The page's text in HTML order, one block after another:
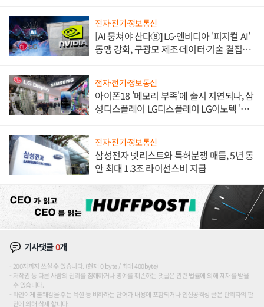
전자·전기·정보통신
[AI 뭉쳐야 산다⑧] LG·엔비디아 '피지컬 AI'
동맹 강화, 구광모 제조·데이터·기술 결집
전자·전기·정보통신
아이폰18 '메모리 부족'에 출시 지연되나, 삼
성디스플레이 LG디스플레이 LG이노텍 '탈
전자·전기·정보통신
삼성전자 넷리스트와 특허분쟁 매듭, 5년 동
안 최대 1.3조 라이선스비 지급
기사댓글0개
200자까지 쓰실 수 있습니다. (현재 0 byte / 최대 400byte)
저작권 등 다른 사람의 권리를 침해하거나 명예를 훼손하는 댓글은 관련 법률에 의해 제재를 받을
수 있습니다.
타인에게 불쾌감을 주는 욕설 등 비하하는 단어가 내용에 포함되거나 인신공격성 글은 관리자의 판
단에 의해 삭제 합니다.